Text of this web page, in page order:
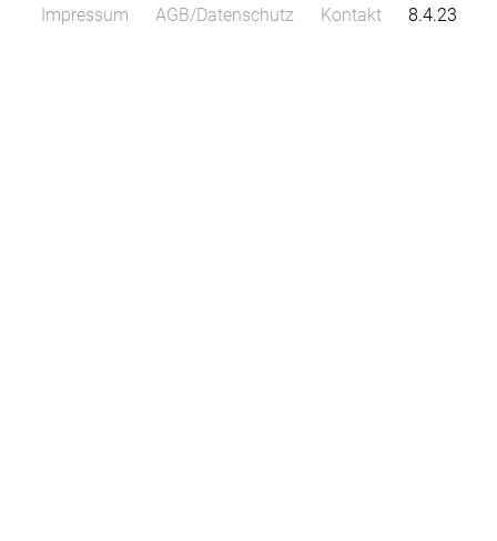
Impressum AGB/Datenschutz Kontakt 8.4.23